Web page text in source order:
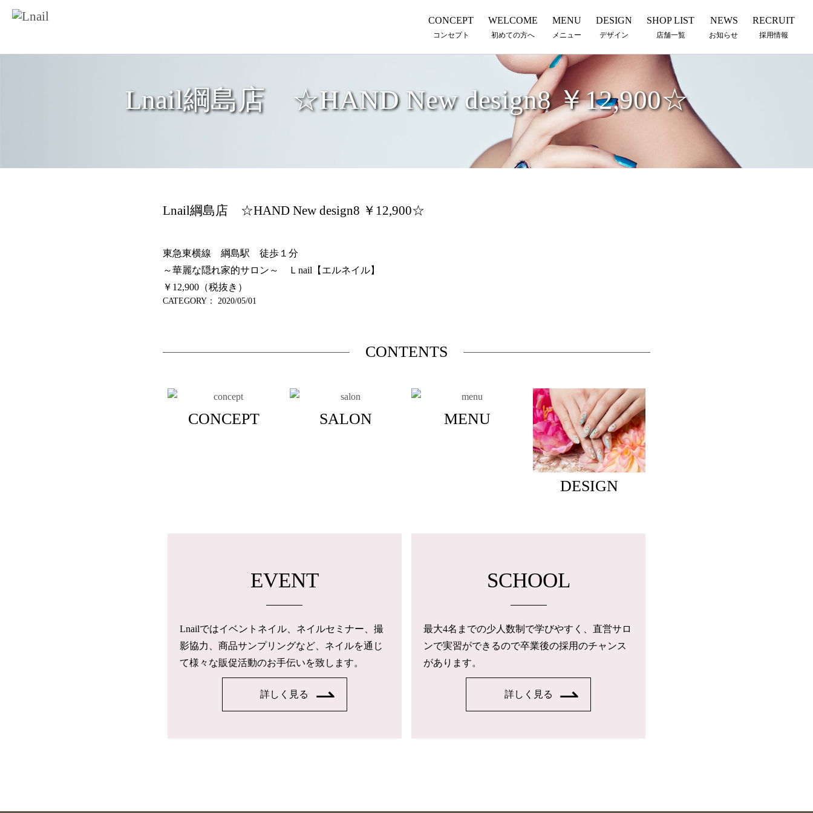
CONCEPT
コンセプト
WELCOME
初めての方へ
MENU
メニュー
DESIGN
デザイン
SHOP LIST
店舗一覧
NEWS
お知らせ
RECRUIT
採用情報
Lnail綱島店 ☆HAND New design8 ￥12,900☆
Lnail綱島店 ☆HAND New design8 ￥12,900☆
東急東横線 綱島駅 徒歩１分
～華麗な隠れ家的サロン～ Ｌnail【エルネイル】
￥12,900（税抜き）
CATEGORY： 2020/05/01
CONTENTS
CONCEPT SALON MENU
DESIGN
EVENT
Lnailではイベントネイル、ネイルセミナー、撮
影協力、商品サンプリングなど、ネイルを通じ
て様々な販促活動のお手伝いを致します。
詳しく見る
SCHOOL
最大4名までの少人数制で学びやすく、直営サロ
ンで実習ができるので卒業後の採用のチャンス
があります。
詳しく見る